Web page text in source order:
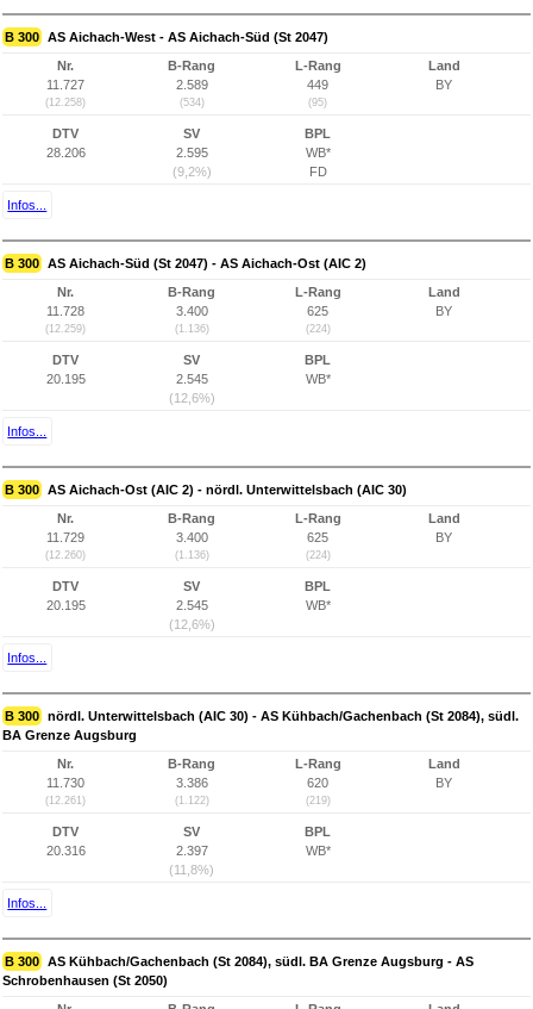
B 300 AS Aichach-West - AS Aichach-Süd (St 2047)
Nr.
11.727
(12.258)
B-Rang
2.589
(534)
L-Rang
449
(95)
Land
BY
DTV
28.206
SV
2.595
(9,2%)
BPL
WB*
FD
Infos...
B 300 AS Aichach-Süd (St 2047) - AS Aichach-Ost (AIC 2)
Nr.
11.728
(12.259)
B-Rang
3.400
(1.136)
L-Rang
625
(224)
Land
BY
DTV
20.195
SV
2.545
(12,6%)
BPL
WB*
Infos...
B 300 AS Aichach-Ost (AIC 2) - nördl. Unterwittelsbach (AIC 30)
Nr.
11.729
(12.260)
B-Rang
3.400
(1.136)
L-Rang
625
(224)
Land
BY
DTV
20.195
SV
2.545
(12,6%)
BPL
WB*
Infos...
B 300 nördl. Unterwittelsbach (AIC 30) - AS Kühbach/Gachenbach (St 2084), südl.
BA Grenze Augsburg
Nr.
11.730
(12.261)
B-Rang
3.386
(1.122)
L-Rang
620
(219)
Land
BY
DTV
20.316
SV
2.397
(11,8%)
BPL
WB*
Infos...
B 300 AS Kühbach/Gachenbach (St 2084), südl. BA Grenze Augsburg - AS
Schrobenhausen (St 2050)